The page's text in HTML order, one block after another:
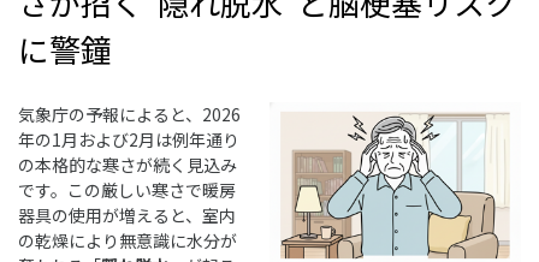
に警鐘
気象庁の予報によると、2026
年の1月および2月は例年通り
の本格的な寒さが続く見込み
です。この厳しい寒さで暖房
器具の使用が増えると、室内
の乾燥により無意識に水分が